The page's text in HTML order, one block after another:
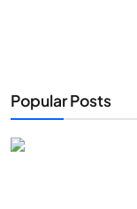
Popular Posts